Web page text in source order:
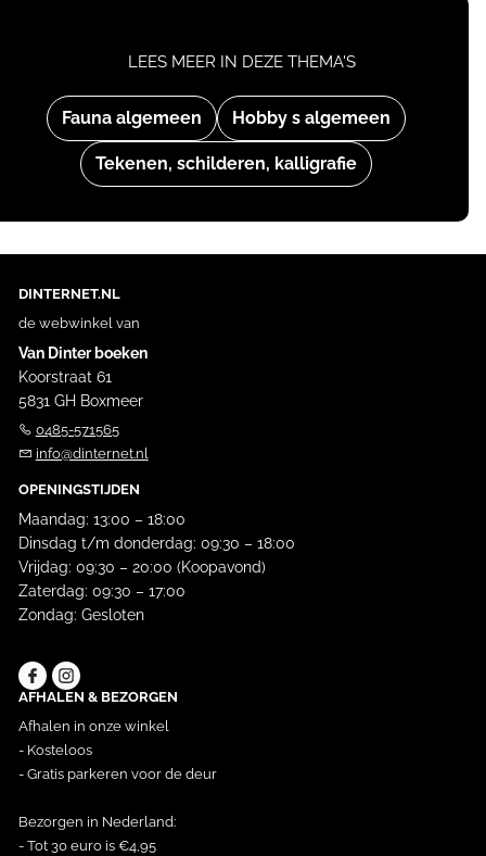
Fauna algemeen Hobby s algemeen
Tekenen, schilderen, kalligrafie
LEES MEER IN DEZE THEMA'S
DINTERNET.NL
de webwinkel van
Van Dinter boeken
Koorstraat 61
5831 GH Boxmeer
0485-571565
info@dinternet.nl
OPENINGSTIJDEN
Maandag: 13:00 – 18:00
Dinsdag t/m donderdag: 09:30 – 18:00
Vrijdag: 09:30 – 20:00 (Koopavond)
Zaterdag: 09:30 – 17:00
Zondag: Gesloten
AFHALEN & BEZORGEN
Afhalen in onze winkel
- Kosteloos
- Gratis parkeren voor de deur
Bezorgen in Nederland:
- Tot 30 euro is €4,95